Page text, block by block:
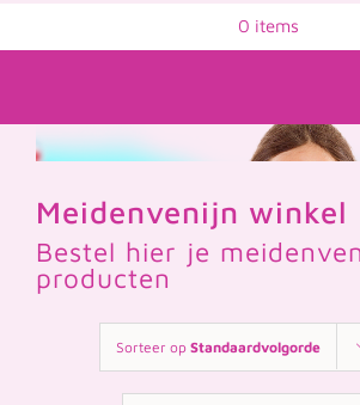
naar
0 items
Meidenvenijn winkel
Bestel hier je
producten
Sorteer op Standaardvolgorde